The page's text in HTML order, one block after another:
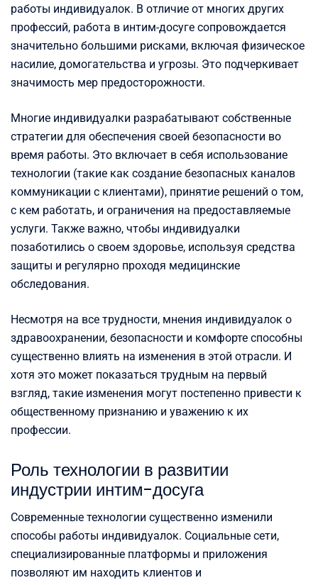
работы индивидуалок. В отличие от многих других
профессий, работа в интим-досуге сопровождается
значительно большими рисками, включая физическое
насилие, домогательства и угрозы. Это подчеркивает
значимость мер предосторожности.
Многие индивидуалки разрабатывают собственные
стратегии для обеспечения своей безопасности во
время работы. Это включает в себя использование
технологии (такие как создание безопасных каналов
коммуникации с клиентами), принятие решений о том,
с кем работать, и ограничения на предоставляемые
услуги. Также важно, чтобы индивидуалки
позаботились о своем здоровье, используя средства
защиты и регулярно проходя медицинские
обследования.
Несмотря на все трудности, мнения индивидуалок о
здравоохранении, безопасности и комфорте способны
существенно влиять на изменения в этой отрасли. И
хотя это может показаться трудным на первый
взгляд, такие изменения могут постепенно привести к
общественному признанию и уважению к их
профессии.
Роль технологии в развитии
индустрии интим-досуга
Современные технологии существенно изменили
способы работы индивидуалок. Социальные сети,
специализированные платформы и приложения
позволяют им находить клиентов и